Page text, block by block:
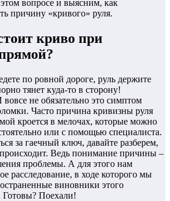
вопросе и выясним, как
причину «кривого» руля.
криво при
по ровной дороге, руль держите
тянет куда-то в сторону!
не обязательно это симптом
Часто причина кривизны руля
кроется в мелочах, которые можно
или с помощью специалиста.
за гаечный ключ, давайте разберем,
Ведь понимание причины –
проблемы. А для этого нам
расследование, в ходе которого мы
виновники этого
Готовы? Поехали!